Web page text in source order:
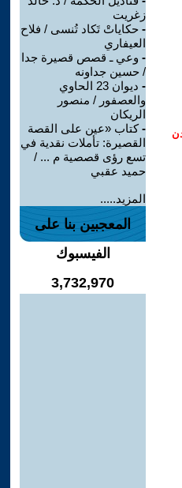
زغريت
- حكاياتْ تَكاد تُنسى / فلاح
العيفاري
- وعي ـ قصص قصيرة جدا
/ حسين جداونه
-
ديوان 23 الحاوي
والعصفور / منصور
الريكان
-كتاب «عين على القصة
القصيرة: تأملات نقدية في
تسع رؤى قصصية م ... /
حميد عقبي
المزيد.....
المعجبين بنا على
الفيسبوك
3,732,970